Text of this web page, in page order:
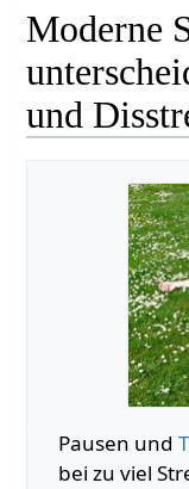
Moderne
und
Pausen und
bei zu viel